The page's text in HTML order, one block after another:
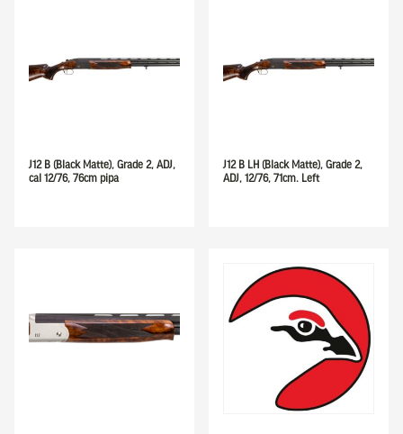
J12 B (Black Matte), Grade 2, ADJ,
cal 12/76, 76cm pipa
J12 B LH (Black Matte), Grade 2,
ADJ, 12/76, 71cm. Left